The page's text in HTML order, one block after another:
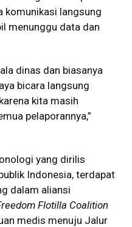
komunikasi langsung
menunggu data dan
dinas dan biasanya
bicara langsung
kita masih
pelaporannya,”
yang dirilis
Indonesia, terdapat
dalam aliansi
Flotilla Coalition
medis menuju Jalur